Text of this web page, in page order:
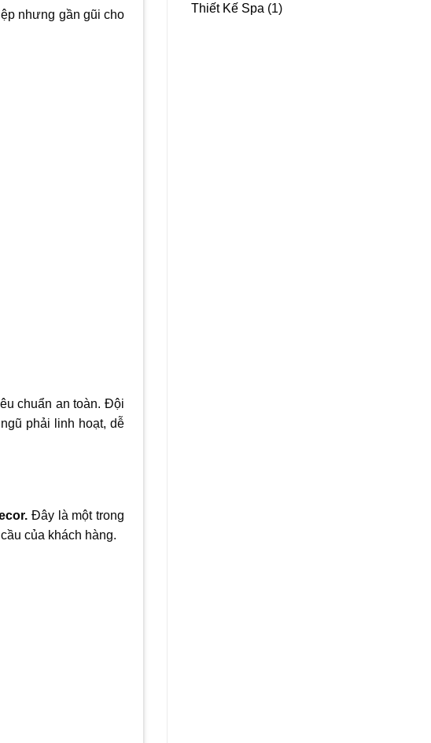
nhưng gần gũi cho
chuẩn an toàn. Đội
phải linh hoạt, dễ
Đây là một trong
của khách hàng.
Thiết Kế Spa (1)